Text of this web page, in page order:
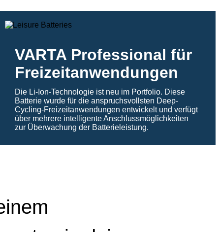
VARTA Professional für
Freizeitanwendungen
Die Li-Ion-Technologie ist neu im Portfolio. Diese
Batterie wurde für die anspruchsvollsten Deep-
Cycling-Freizeitanwendungen entwickelt und verfügt
über mehrere intelligente Anschlussmöglichkeiten
zur Überwachung der Batterieleistung.